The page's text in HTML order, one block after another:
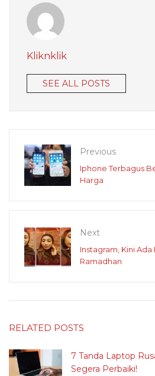
Kliknklik
SEE ALL POSTS
Previous
Iphone Terbagus
Harga
Next
Instagram, Kini
Ramadhan
RELATED POSTS
7 Tanda Laptop
Segera Perbaiki!